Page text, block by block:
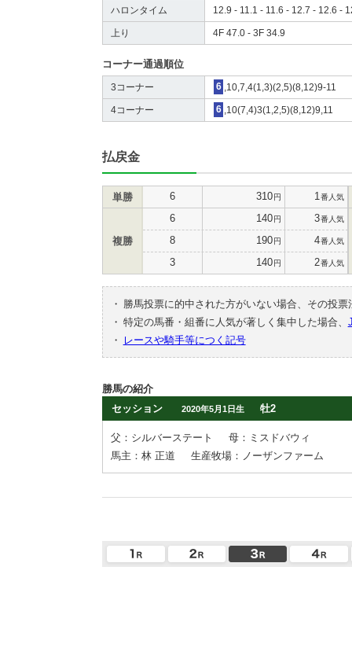
ハロンタイム 12.9 - 11.1 - 11.6 - 12.7 - 12.6 -
上り 4F 47.0 - 3F 34.9
コーナー通過順位
3コーナー 6 ,10,7,4(1,3)(2,5)(8,12)9-11
4コーナー 6 ,10(7,4)3(1,2,5)(8,12)9,11
払戻金
単勝 6 310円 1 番人気
複勝
6 140円 3番人気
8 190円 4番人気
3 140円 2番人気
・
勝馬投票に的中された方がいない場合、その投
・ 特定の馬番・組番に人気が著しく集中した場合、
・
レースや騎手等につく記号
勝馬の紹介
セッション
2020年5月1日生 牡2
父：シルバーステート
母：ミスドバウィ
馬主：林 正道
生産牧場：ノーザンファーム